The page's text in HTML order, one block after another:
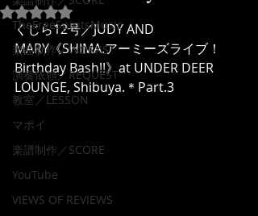
TheFreeSpiritsMusic
楽曲制作／WORKS
演奏依頼／REQUEST
教室／LESSON
マポイ
楽譜制作／SCORE
YouTube
VIEWS OF REVIEWS
5つ星のうちNaNと評価されています。
くじら12号／JUDY AND
MARY《SHIMA.アーミーズライブ！
Birthday Bash!!》at UNDER DEER
LOUNGE, Shibuya.＊Part.3